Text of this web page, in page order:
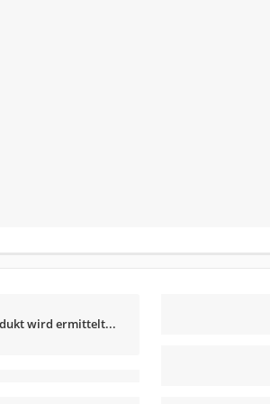
wird ermittelt...